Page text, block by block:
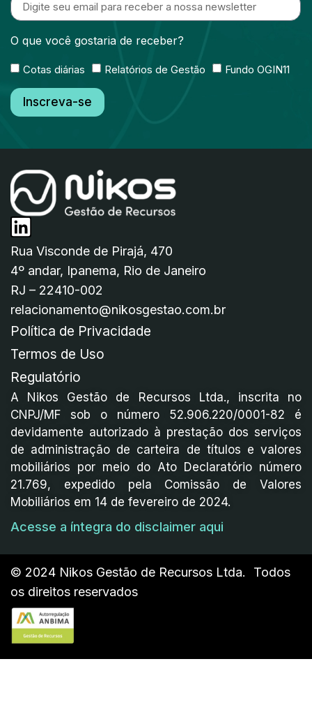
O que você gostaria de receber?
Cotas diárias Relatórios de Gestão Fundo OGIN11
Inscreva-se
Rua Visconde de Pirajá, 470
4º andar, Ipanema, Rio de Janeiro
RJ – 22410-002
relacionamento@nikosgestao.com.br
Política de Privacidade
Termos de Uso
Regulatório
A Nikos Gestão de Recursos Ltda., inscrita no
CNPJ/MF sob o número 52.906.220/0001-82 é
devidamente autorizado à prestação dos serviços
de administração de carteira de títulos e valores
mobiliários por meio do Ato Declaratório número
21.769, expedido pela Comissão de Valores
Mobiliários em 14 de fevereiro de 2024.
Acesse a íntegra do disclaimer aqui
© 2024 Nikos Gestão de Recursos Ltda. Todos
os direitos reservados